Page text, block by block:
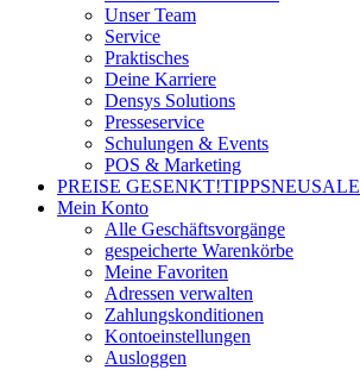
Unser Team
Service
Praktisches
Deine Karriere
Densys Solutions
Presseservice
Schulungen & Events
POS & Marketing
PREISE GESENKT!TIPPSNEUSALE
Mein Konto
Alle Geschäftsvorgänge
gespeicherte Warenkörbe
Meine Favoriten
Adressen verwalten
Zahlungskonditionen
Kontoeinstellungen
Ausloggen